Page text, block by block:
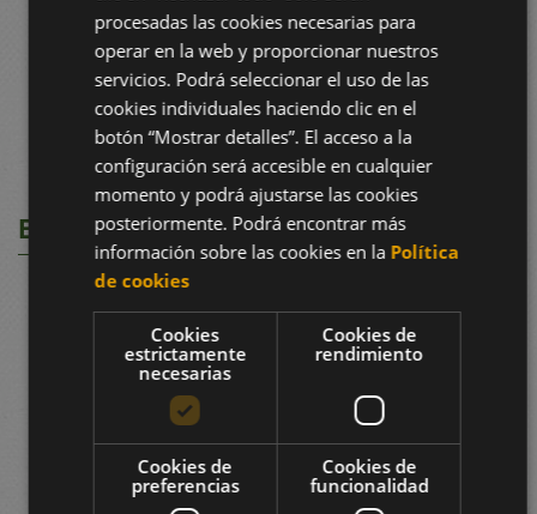
BOLETÍNS E D.O.
procesadas las cookies necesarias para
operar en la web y proporcionar nuestros
servicios. Podrá seleccionar el uso de las
cookies individuales haciendo clic en el
botón “Mostrar detalles”. El acceso a la
configuración será accesible en cualquier
momento y podrá ajustarse las cookies
posteriormente. Podrá encontrar más
información sobre las cookies en la Política
de cookies
Cookies
estrictamente
necesarias
Cookies de
rendimiento
Cookies de
preferencias
Cookies de
funcionalidad